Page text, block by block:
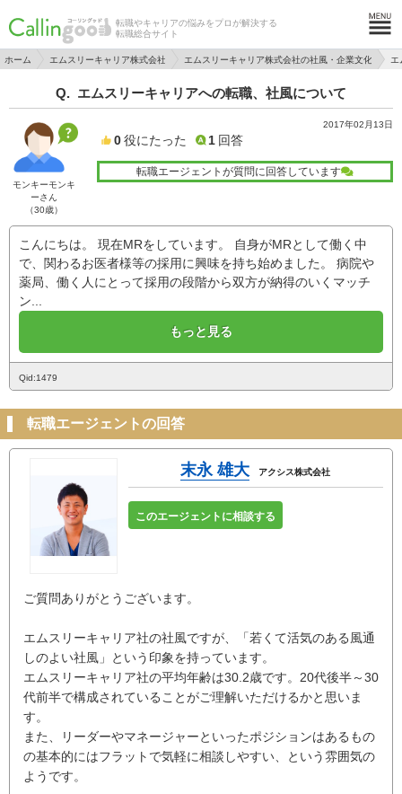
転職やキャリアの悩みをプロが解決する
転職総合サイト
ホーム エムスリーキャリア株式会社 エムスリーキャリア株式会社の社風・企業文化 エ
エムスリーキャリアへの転職、社風について
モンキーモンキ
ーさん
（30歳）
2017年02月13日
0 役にたった 1 回答
転職エージェントが質問に回答しています
こんにちは。 現在MRをしています。 自身がMRとして働く中
で、関わるお医者様等の採用に興味を持ち始めました。 病院や
薬局、働く人にとって採用の段階から双方が納得のいくマッチ
ン...
もっと見る
Qid:1479
転職エージェントの回答
末永 雄大 アクシス株式会社
このエージェントに相談する
ご質問ありがとうございます。
エムスリーキャリア社の社風ですが、「若くて活気のある風通
しのよい社風」という印象を持っています。
エムスリーキャリア社の平均年齢は30.2歳です。20代後半～30
代前半で構成されていることがご理解いただけるかと思いま
す。
また、リーダーやマネージャーといったポジションはあるもの
の基本的にはフラットで気軽に相談しやすい、という雰囲気の
ようです。